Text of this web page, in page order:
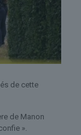
de cette
de Manon
».